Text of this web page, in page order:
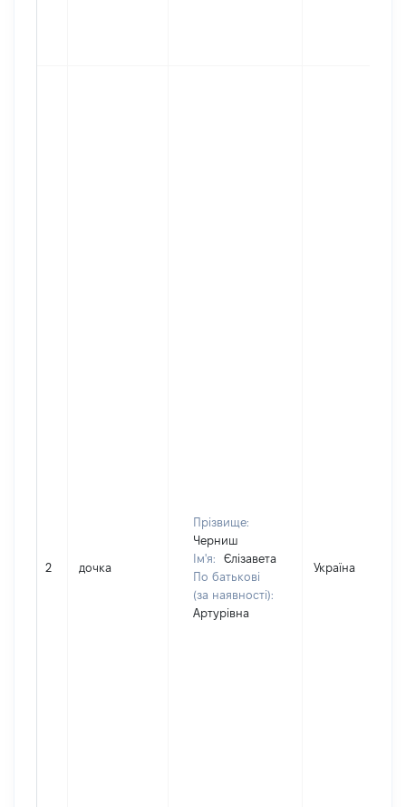
2 дочка
Прізвище:
Черниш
Ім'я:
Єлізавета
По батькові
(за наявності):
Артурівна
Україна